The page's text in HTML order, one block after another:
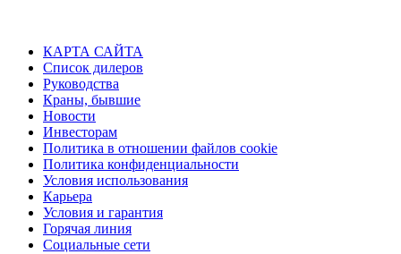
КАРТА САЙТА
Список дилеров
Руководства
Краны, бывшие
Новости
Инвесторам
Политика в отношении файлов cookie
Политика конфиденциальности
Условия использования
Карьера
Условия и гарантия
Горячая линия
Социальные сети